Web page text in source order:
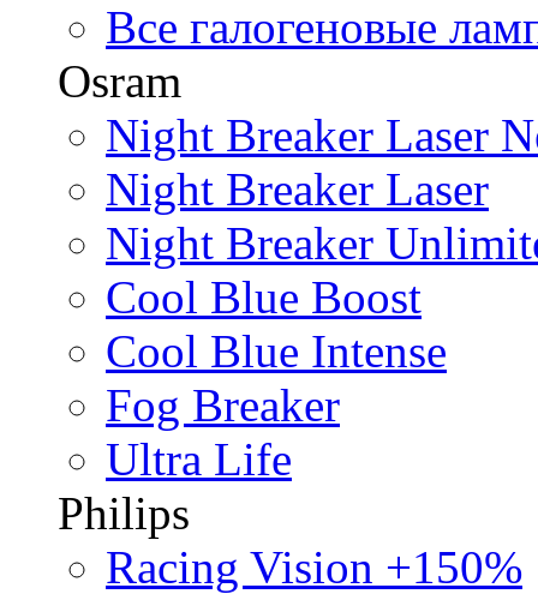
Все галогеновые
Osram
Night Breaker Laser
Night Breaker Laser
Night Breaker
Cool Blue Boost
Cool Blue Intense
Fog Breaker
Ultra Life
Philips
Racing Vision +150%